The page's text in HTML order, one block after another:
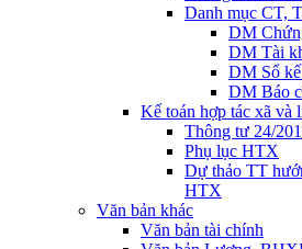
Danh mục CT,
DM
DM Tài
DM Sổ kế
DM Báo
Kế toán hợp tác xã và
Thông tư 24/
Phụ lục HTX
Dự thảo TT
HTX
Văn bản khác
Văn bản tài chính